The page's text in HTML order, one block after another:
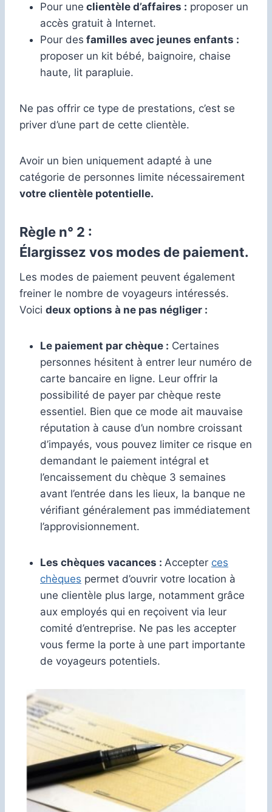
Pour une clientèle d’affaires : proposer un
accès gratuit à Internet.
Pour des familles avec jeunes enfants :
proposer un kit bébé, baignoire, chaise
haute, lit parapluie.
Ne pas offrir ce type de prestations, c’est se
priver d’une part de cette clientèle.
Avoir un bien uniquement adapté à une
catégorie de personnes limite nécessairement
votre clientèle potentielle.
Règle n° 2 :
Élargissez vos modes de paiement.
Les modes de paiement peuvent également
freiner le nombre de voyageurs intéressés.
Voici deux options à ne pas négliger :
Le paiement par chèque : Certaines
personnes hésitent à entrer leur numéro de
carte bancaire en ligne. Leur offrir la
possibilité de payer par chèque reste
essentiel. Bien que ce mode ait mauvaise
réputation à cause d’un nombre croissant
d’impayés, vous pouvez limiter ce risque en
demandant le paiement intégral et
l’encaissement du chèque 3 semaines
avant l’entrée dans les lieux, la banque ne
vérifiant généralement pas immédiatement
l’approvisionnement.
Les chèques vacances : Accepter ces
chèques permet d’ouvrir votre location à
une clientèle plus large, notamment grâce
aux employés qui en reçoivent via leur
comité d’entreprise. Ne pas les accepter
vous ferme la porte à une part importante
de voyageurs potentiels.